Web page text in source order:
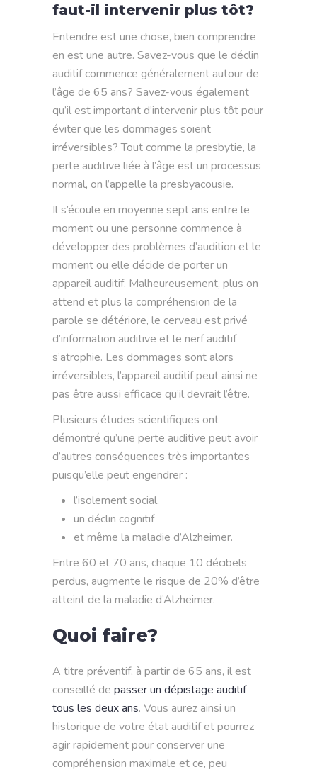
faut-il intervenir plus tôt?
Entendre est une chose, bien comprendre
en est une autre. Savez-vous que le déclin
auditif commence généralement autour de
l’âge de 65 ans? Savez-vous également
qu’il est important d’intervenir plus tôt pour
éviter que les dommages soient
irréversibles? Tout comme la presbytie, la
perte auditive liée à l’âge est un processus
normal, on l’appelle la presbyacousie.
Il s’écoule en moyenne sept ans entre le
moment ou une personne commence à
développer des problèmes d’audition et le
moment ou elle décide de porter un
appareil auditif. Malheureusement, plus on
attend et plus la compréhension de la
parole se détériore, le cerveau est privé
d’information auditive et le nerf auditif
s’atrophie. Les dommages sont alors
irréversibles, l’appareil auditif peut ainsi ne
pas être aussi efficace qu’il devrait l’être.
Plusieurs études scientifiques ont
démontré qu’une perte auditive peut avoir
d’autres conséquences très importantes
puisqu’elle peut engendrer :
l’isolement social,
un déclin cognitif
et même la maladie d’Alzheimer.
Entre 60 et 70 ans, chaque 10 décibels
perdus, augmente le risque de 20% d’être
atteint de la maladie d’Alzheimer.
Quoi faire?
A titre préventif, à partir de 65 ans, il est
conseillé de passer un dépistage auditif
tous les deux ans. Vous aurez ainsi un
historique de votre état auditif et pourrez
agir rapidement pour conserver une
compréhension maximale et ce, peu